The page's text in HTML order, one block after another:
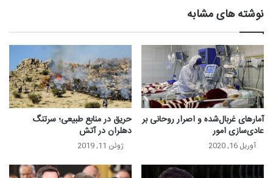
نوشته های مشابه
آمارهای غربال‌شده و اصرار روحانی بر
عادی‌سازی امور
آوریل 16, 2020
حریق در منابع طبیعی؛ سرتنگ
دهلران در آتش
ژوئن 11, 2019